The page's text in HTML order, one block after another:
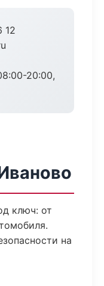
12
20:00,
ключ: от
на